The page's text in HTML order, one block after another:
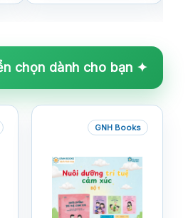
chọn dành cho bạn ✦
GNH Books